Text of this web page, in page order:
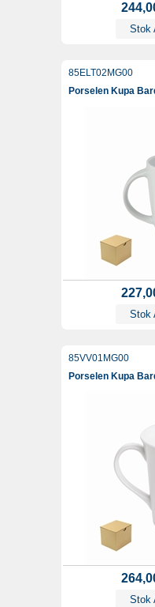
Stok
85ELT02MG00
Porselen Kupa
Stok
85VV01MG00
Porselen Kupa
Stok